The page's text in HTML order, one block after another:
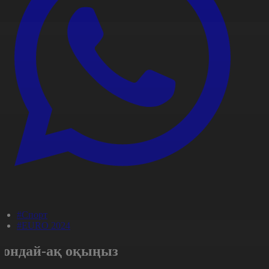
#Спорт
#EURO 2024
ақ оқыңыз